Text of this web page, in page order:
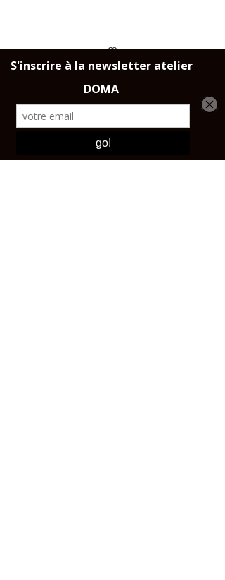
DELIVERY
Throughout France, the European
Union and Switzerland.